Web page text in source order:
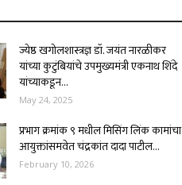
ज्येष्ठ खगोलशास्त्रज्ञ डॉ. जयंत नारळीकर
यांच्या कुटुंबियांचे उपमुख्यमंत्री एकनाथ शिंदे
यांच्याकडून...
May 24, 2025
प्रभाग क्रमांक ९ मधील मिसिंग लिंक कामांचा
आयुक्तांसमवेत चंद्रकांत दादा पाटील...
February 10, 2026